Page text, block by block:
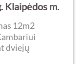
Klaipėdos m.
12m2
dviejų